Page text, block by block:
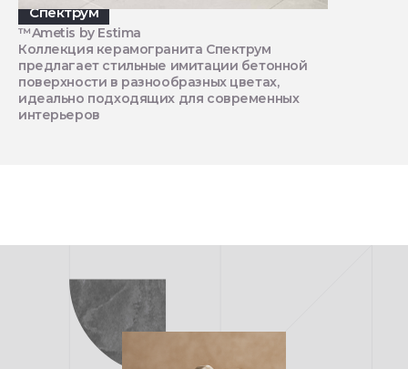
Спектрум
™Ametis by Estima
Коллекция керамогранита Спектрум
предлагает стильные имитации бетонной
поверхности в разнообразных цветах,
идеально подходящих для современных
интерьеров